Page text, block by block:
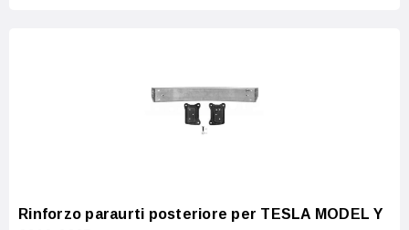
Rinforzo paraurti posteriore per TESLA MODEL Y